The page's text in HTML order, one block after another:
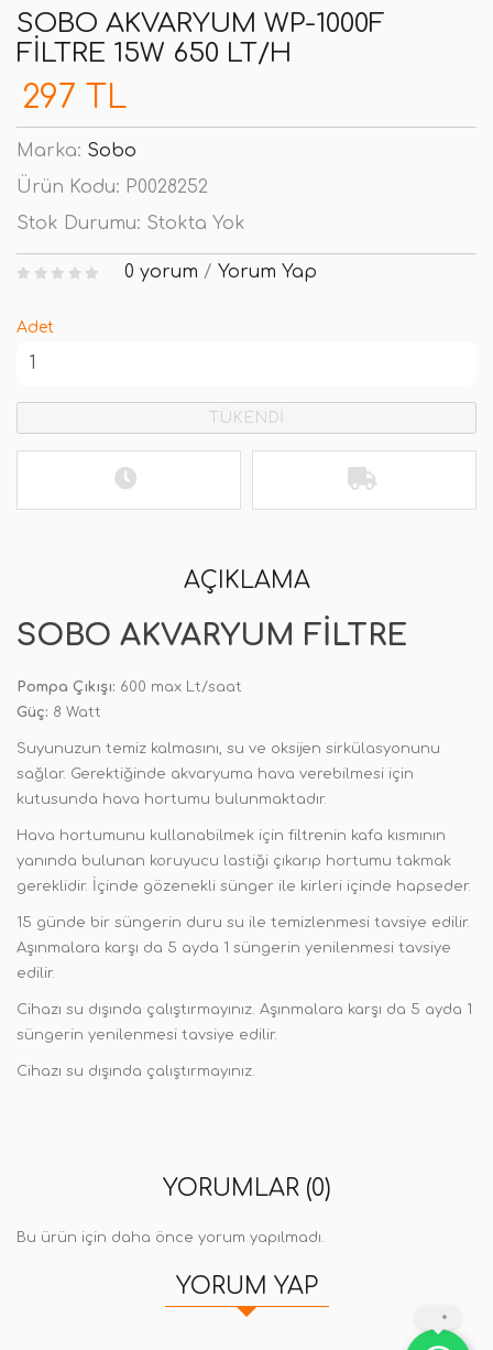
SOBO AKVARYUM WP-1000F
FILTRE 15W 650 LT/H
297 TL
Marka: Sobo
Ürün Kodu: P0028252
Stok Durumu: Stokta Yok
0 yorum / Yorum Yap
Adet
TÜKENDİ
AÇIKLAMA
SOBO AKVARYUM FILTRE
Pompa Çıkışı: 600 max Lt/saat
Güç: 8 Watt
Suyunuzun temiz kalmasını, su ve oksijen sirkülasyonunu
sağlar. Gerektiğinde akvaryuma hava verebilmesi için
kutusunda hava hortumu bulunmaktadır.
Hava hortumunu kullanabilmek için filtrenin kafa kısmının
yanında bulunan koruyucu lastiği çıkarıp hortumu takmak
gereklidir. İçinde gözenekli sünger ile kirleri içinde hapseder.
15 günde bir süngerin duru su ile temizlenmesi tavsiye edilir.
Aşınmalara karşı da 5 ayda 1 süngerin yenilenmesi tavsiye
edilir.
Cihazı su dışında çalıştırmayınız. Aşınmalara karşı da 5 ayda 1
süngerin yenilenmesi tavsiye edilir.
Cihazı su dışında çalıştırmayınız.
YORUMLAR (0)
Bu ürün için daha önce yorum yapılmadı.
YORUM YAP